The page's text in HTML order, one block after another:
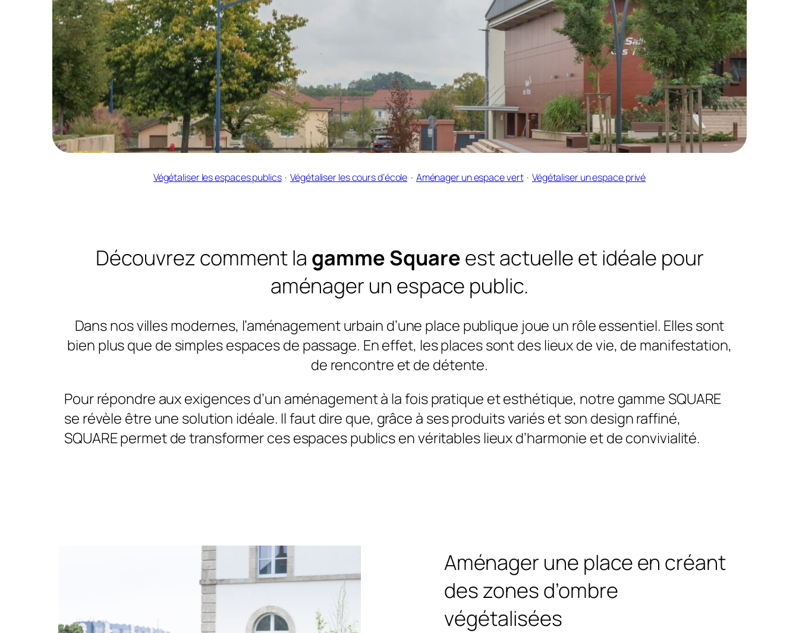
Végétaliser les espaces publics
  ·
Végétaliser les cours d’école
  ·
Aménager un espace vert
  ·
Végétaliser un espace privé
Découvrez comment la gamme Squareest actuelle et idéale pour
aménager un espace public.
Dans nos villes modernes, l’aménagement urbain d’une place publique joue un rôle essentiel. Elles sont
bien plus que de simples espaces de passage. En effet, les places sont des lieux de vie, de manifestation,
de rencontre et de détente.
Pour répondre aux exigences d’un aménagement à la fois pratique et esthétique, notre gamme SQUARE
se révèle être une solution idéale. Il faut dire que, grâce à ses produits variés et son design raffiné,
SQUARE permet de transformer ces espaces publics en véritables lieux d’harmonie et de convivialité.
Aménager une place en créant
des zones d’ombre
végétalisées